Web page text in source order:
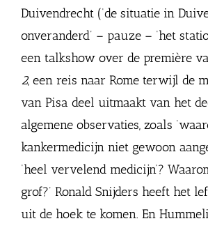
Duivendrecht (‘de situatie in
onveranderd’ – pauze – ‘het
een talkshow over de première
2, een reis naar Rome terwijl de
van Pisa deel uitmaakt van het
algemene observaties, zoals
kankermedicijn niet gewoon
‘heel vervelend medicijn’?
grof?’ Ronald Snijders heeft het
uit de hoek te komen. En